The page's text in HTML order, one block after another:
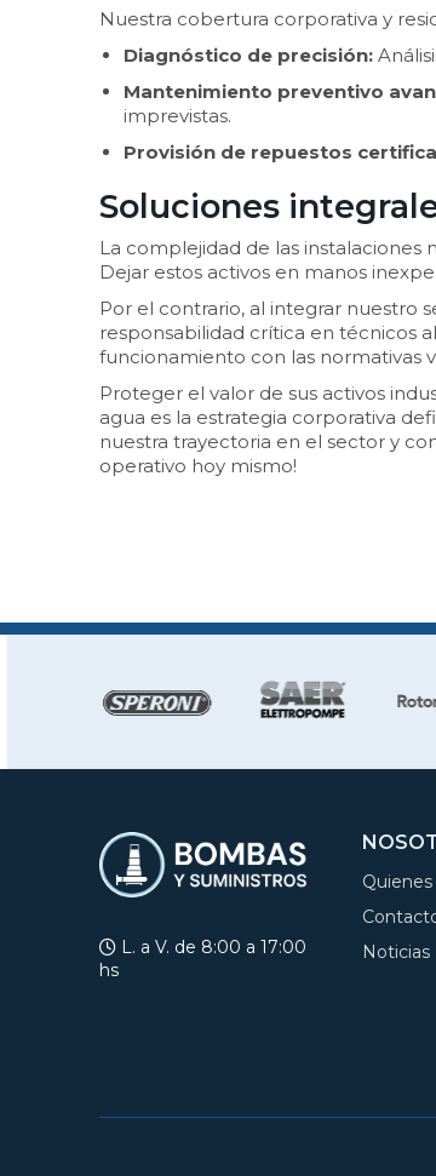
Nuestra cobertura corporativa y
Diagnóstico de precisión:
Mantenimiento preventivo
imprevistas.
Provisión de repuestos
Soluciones
La complejidad de las
Dejar estos activos en manos
Por el contrario, al integrar nuestro
responsabilidad crítica en técnicos
funcionamiento con las normativas
Proteger el valor de sus activos
agua es la estrategia corporativa
nuestra trayectoria en el sector y
operativo hoy mismo!
L. a V. de 8:00 a 17:00
hs
Noticias